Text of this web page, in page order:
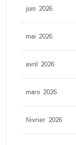
juin 2026
mai 2026
avril 2026
mars 2026
février 2026